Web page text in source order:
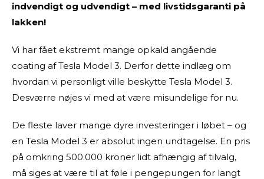
indvendigt og udvendigt – med livstidsgaranti på
lakken!
Vi har fået ekstremt mange opkald angående
coating af Tesla Model 3. Derfor dette indlæg om
hvordan vi personligt ville beskytte Tesla Model 3.
Desværre nøjes vi med at være misundelige for nu.
De fleste laver mange dyre investeringer i løbet – og
en Tesla Model 3 er absolut ingen undtagelse. En pris
på omkring 500.000 kroner lidt afhængig af tilvalg,
må siges at være til at føle i pengepungen for langt